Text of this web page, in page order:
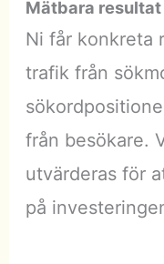
Mätbara resultat
Ni får konkreta
trafik från
från besökare.
utvärderas för
på